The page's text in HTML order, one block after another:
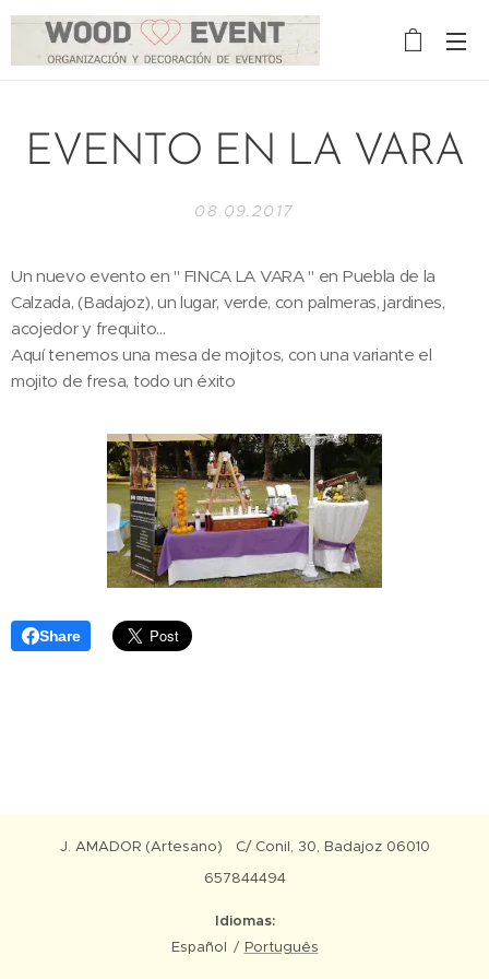
EVENTO EN LA VARA
08.09.2017
Un nuevo evento en " FINCA LA VARA " en Puebla de la
Calzada, (Badajoz), un lugar, verde, con palmeras, jardines,
acojedor y frequito...
Aquí tenemos una mesa de mojitos, con una variante el
mojito de fresa, todo un éxito
Share
J. AMADOR (Artesano) C/ Conil, 30, Badajoz 06010
657844494
Idiomas
Español
Português